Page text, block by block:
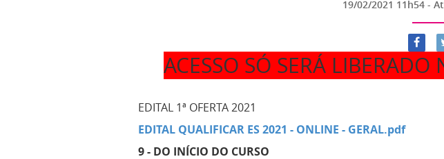
19/02/2021 11h54 -
ACESSO SÓ SERÁ
EDITAL 1ª OFERTA 2021
EDITAL QUALIFICAR ES 2021 - ONLINE - GERAL.pdf
9 - DO INÍCIO DO CURSO